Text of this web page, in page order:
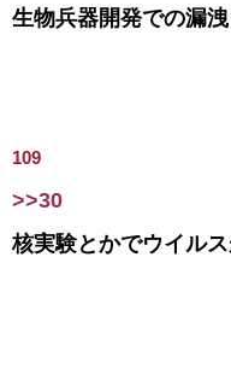
生物兵器開発での漏
109
>>30
核実験とかでウイル